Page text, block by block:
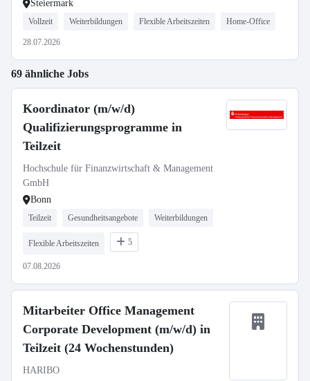
Steiermark
Vollzeit Weiterbildungen Flexible Arbeitszeiten Home-Office
28.07.2026
69 ähnliche Jobs
Koordinator (m/w/d)
Qualifizierungsprogramme in
Teilzeit
Hochschule für Finanzwirtschaft & Management
GmbH
Bonn
Teilzeit Gesundheitsangebote Weiterbildungen
Flexible Arbeitszeiten 5
07.08.2026
Mitarbeiter Office Management
Corporate Development (m/w/d) in
Teilzeit (24 Wochenstunden)
HARIBO